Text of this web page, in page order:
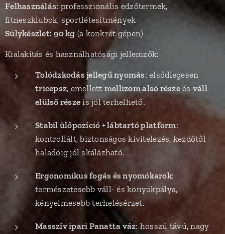
Felhasználás: professzionális edzőtermek,
fitneszklubok, sportlétesítmények
Súlykészlet: 90 kg (a konkrét gépen)
Kialakítás és használhatósági jellemzők:
Tolódzkodás jellegű nyomás: elsődlegesen
tricepsz, emellett mellizom alsó részeés váll
elülső része is jól terhelhető.
Stabil ülőpozíció + lábtartó platform:
kontrollált, biztonságos kivitelezés, kezdőtől
haladóig jól skálázható.
Ergonomikus fogás és nyomókarok:
természetesebb váll- és könyökpálya,
kényelmesebb terhelésérzet.
Masszív ipari Panatta váz: hosszú távú, nagy